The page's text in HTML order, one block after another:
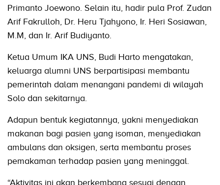
Primanto Joewono. Selain itu, hadir pula Prof. Zudan
Arif Fakrulloh, Dr. Heru Tjahyono, Ir. Heri Sosiawan,
M.M, dan Ir. Arif Budiyanto.
Ketua Umum IKA UNS, Budi Harto mengatakan,
keluarga alumni UNS berpartisipasi membantu
pemerintah dalam menangani pandemi di wilayah
Solo dan sekitarnya.
Adapun bentuk kegiatannya, yakni menyediakan
makanan bagi pasien yang isoman, menyediakan
ambulans dan oksigen, serta membantu proses
pemakaman terhadap pasien yang meninggal.
“Aktivitas ini akan berkembang sesuai dengan